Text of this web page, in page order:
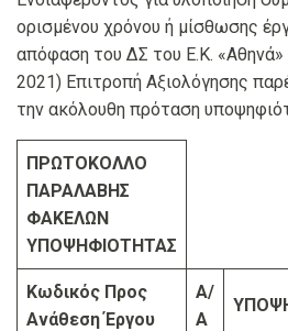
ορισμένου χρόνου ή μίσθωσης
απόφαση του ΔΣ του Ε.Κ. «Αθηνά»
2021) Επιτροπή Αξιολόγησης
την ακόλουθη πρόταση
ΠΡΩΤΟΚΟΛΛΟ
ΠΑΡΑΛΑΒΗΣ
ΦΑΚΕΛΩΝ
ΥΠΟΨΗΦΙΟΤΗΤΑΣ
Κωδικός Προς
Ανάθεση Έργου
Α/
Α